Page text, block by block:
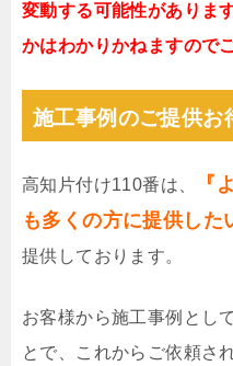
変動する可能性がありま
かはわかりかねますので
施工事例のご提供お
高知片付け110番は、
『
も多くの方に提供した
提供しております。
お客様から施工事例とし
とで、これからご依頼さ